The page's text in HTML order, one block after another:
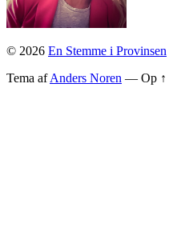
© 2026 En Stemme i Provinsen
Tema afAnders Noren — Op ↑